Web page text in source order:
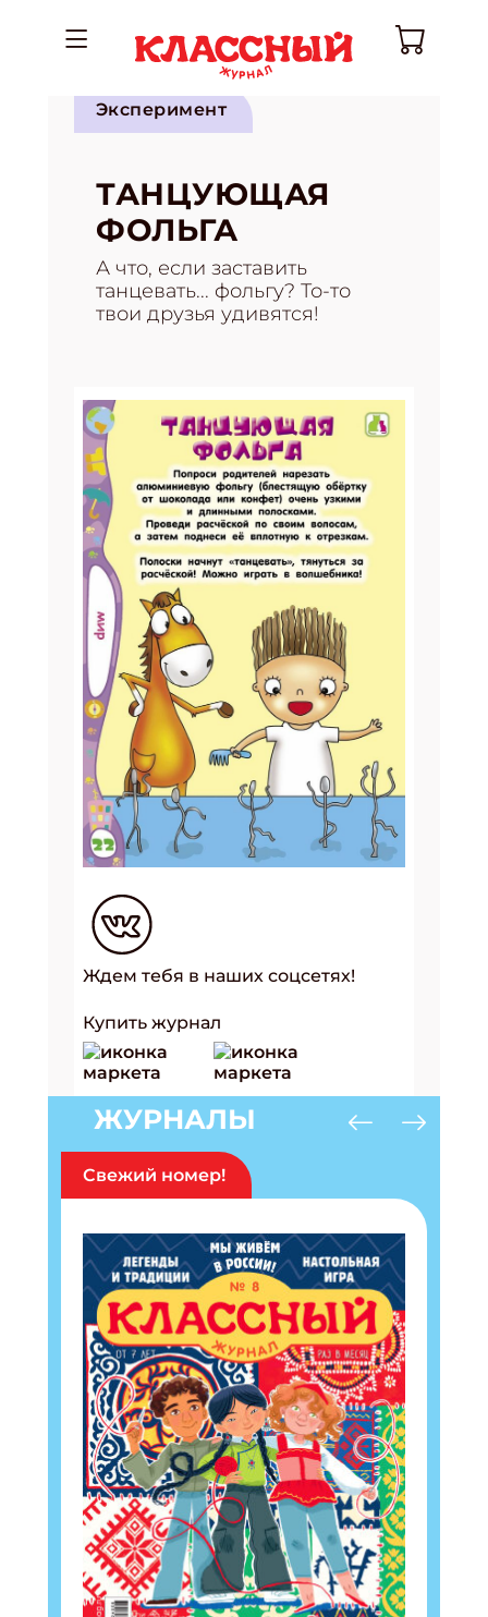
Эксперимент
ТАНЦУЮЩАЯ
ФОЛЬГА
А что, если заставить
танцевать... фольгу? То-то
твои друзья удивятся!
Ждем тебя в наших соцсетях!
Купить журнал
ЖУРНАЛЫ
Свежий номер!